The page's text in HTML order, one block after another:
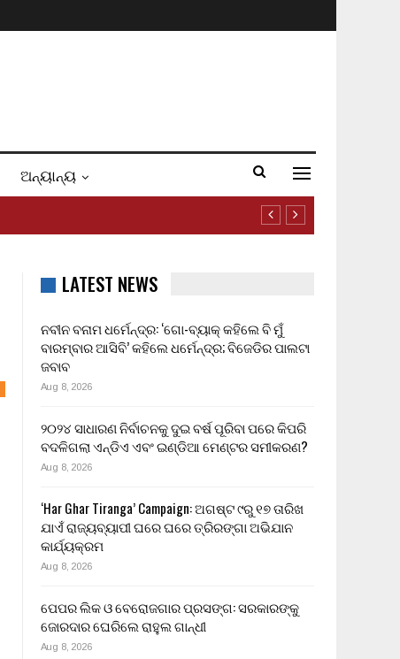
ଅନ୍ୟାନ୍ୟ
LATEST NEWS
ନବୀନ ବନାମ ଧର୍ମେନ୍ଦ୍ର: ‘ଗୋ-ବ୍ୟାକ୍ କହିଲେ ବି ମୁଁ
ବାରମ୍ବାର ଆସିବି’ କହିଲେ ଧର୍ମେନ୍ଦ୍ର; ବିଜେଡିର ପାଲଟା
ଜବାବ
Aug 8, 2026
୨୦୨୪ ସାଧାରଣ ନିର୍ବାଚନକୁ ଦୁଇ ବର୍ଷ ପୂରିବା ପରେ କିପରି
ବଦଳିଗଲା ଏନ୍‌ଡିଏ ଏବଂ ଇଣ୍ଡିଆ ମେଣ୍ଟର ସମୀକରଣ?
Aug 8, 2026
‘Har Ghar Tiranga’ Campaign: ଅଗଷ୍ଟ ୯ରୁ ୧୭ ତାରିଖ
ଯାଏଁ ରାଜ୍ୟବ୍ୟାପୀ ଘରେ ଘରେ ତ୍ରିରଙ୍ଗା ଅଭିଯାନ
କାର୍ଯ୍ୟକ୍ରମ
Aug 8, 2026
ପେପର ଲିକ ଓ ବେରୋଜଗାର ପ୍ରସଙ୍ଗ: ସରକାରଙ୍କୁ
ଜୋରଦାର ଘେରିଲେ ରାହୁଲ ଗାନ୍ଧୀ
Aug 8, 2026